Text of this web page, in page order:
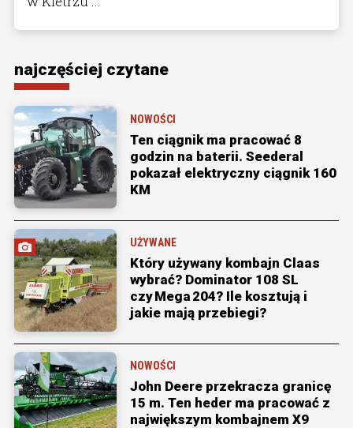
najczęściej czytane
NOWOŚCI
Ten ciągnik ma pracować 8
godzin na baterii. Seederal
pokazał elektryczny ciągnik 160
KM
UŻYWANE
Który używany kombajn Claas
wybrać? Dominator 108 SL
czy Mega 204? Ile kosztują i
jakie mają przebiegi?
NOWOŚCI
John Deere przekracza granicę
15 m. Ten heder ma pracować z
największym kombajnem X9